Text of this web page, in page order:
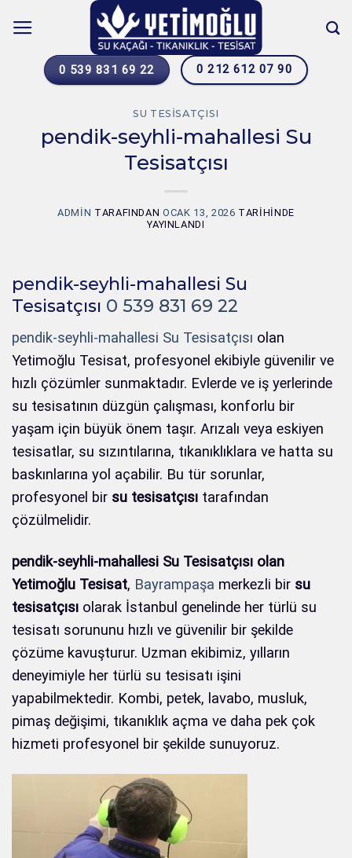
atla
0 539 831 69 22 0 212 612 07 90
SU TESISATÇISI
pendik-seyhli-mahallesi Su
Tesisatçısı
ADMIN TARAFINDAN OCAK 13, 2026 TARIHINDE
YAYINLANDI
pendik-seyhli-mahallesi Su
Tesisatçısı 0 539 831 69 22
pendik-seyhli-mahallesi Su Tesisatçısı olan
Yetimoğlu Tesisat, profesyonel ekibiyle güvenilir ve
hızlı çözümler sunmaktadır. Evlerde ve iş yerlerinde
su tesisatının düzgün çalışması, konforlu bir
yaşam için büyük önem taşır. Arızalı veya eskiyen
tesisatlar, su sızıntılarına, tıkanıklıklara ve hatta su
baskınlarına yol açabilir. Bu tür sorunlar,
profesyonel bir su tesisatçısı tarafından
çözülmelidir.
pendik-seyhli-mahallesi Su Tesisatçısı olan
Yetimoğlu Tesisat, Bayrampaşa merkezli bir su
tesisatçısı olarak İstanbul genelinde her türlü su
tesisatı sorununu hızlı ve güvenilir bir şekilde
çözüme kavuşturur. Uzman ekibimiz, yılların
deneyimiyle her türlü su tesisatı işini
yapabilmektedir. Kombi, petek, lavabo, musluk,
pimaş değişimi, tıkanıklık açma ve daha pek çok
hizmeti profesyonel bir şekilde sunuyoruz.